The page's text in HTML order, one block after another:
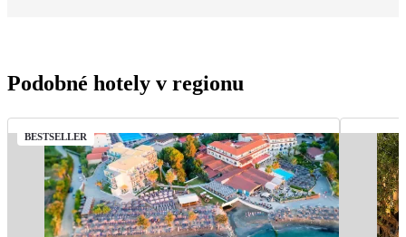
Podobné hotely v regionu
BESTSELLER